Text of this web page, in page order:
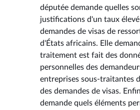
députée demande quelles
justifications d'un taux
demandes de visas de
d'États africains. Elle
traitement est fait des
personnelles des
entreprises sous-traitantes
des demandes de visas.
demande quels éléments